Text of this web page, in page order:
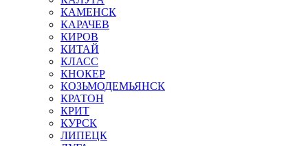
КАМЕНСК
КАРАЧЕВ
КИРОВ
КИТАЙ
КЛАСС
КНОКЕР
КОЗЬМОДЕМЬЯНСК
КРАТОН
КРИТ
КУРСК
ЛИПЕЦК